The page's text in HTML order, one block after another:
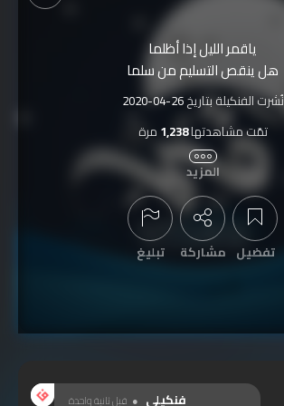
ياقمر الليل إذا أظلما
هل ينقص التسليم من سلما
نُشرت الفنكيلة بتاريخ2020-04-26
تمّت مشاهدتها1,238 مرة
المزيد
تفضيل مشاركة تبليغ
فنكيلي قبل ثانية واحدة